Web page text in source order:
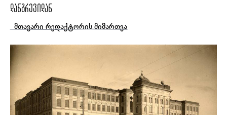
დანგრევიდან
მთავარი რედაქტორის მიმართვა